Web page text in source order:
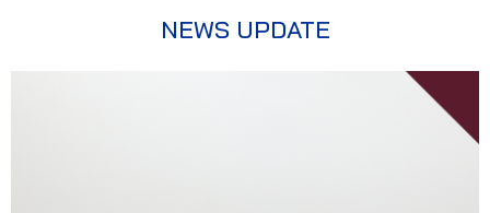
NEWS UPDATE